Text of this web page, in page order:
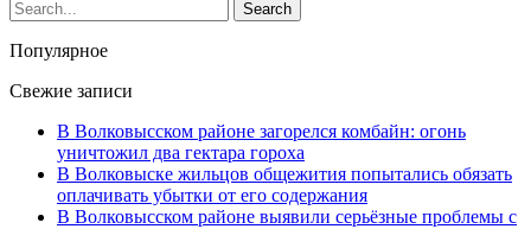
Популярное
Свежие записи
В Волковысском районе загорелся комбайн: огонь
уничтожил два гектара гороха
В Волковыске жильцов общежития попытались обязать
оплачивать убытки от его содержания
В Волковысском районе выявили серьёзные проблемы с